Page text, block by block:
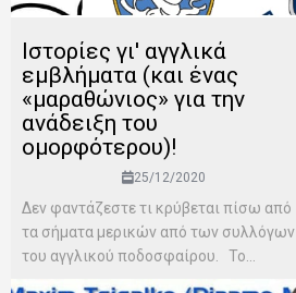
Ιστορίες γι' αγγλικά
εμβλήματα (και ένας
«μαραθώνιος» για την
ανάδειξη του
ομορφότερου)!
25/12/2020
Δεν φαντάζεστε τι κρύβεται πίσω από
τα σήματα μερικών από των συλλόγων
του αγγλικού ποδοσφαίρου. Το...